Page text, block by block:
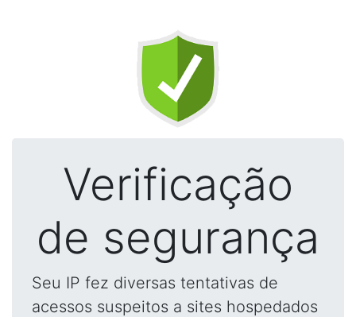
Verificação
de segurança
Seu IP fez diversas tentativas de
acessos suspeitos a sites hospedados